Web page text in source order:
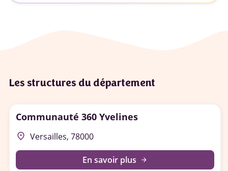
Les structures du département
Communauté 360 Yvelines
place Versailles, 78000
En savoir plus arrow_forward